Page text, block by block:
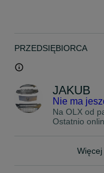
PRZEDSIĘBIORCA
JAKUB
Nie ma
Na OLX od
Ostatnio
Więcej